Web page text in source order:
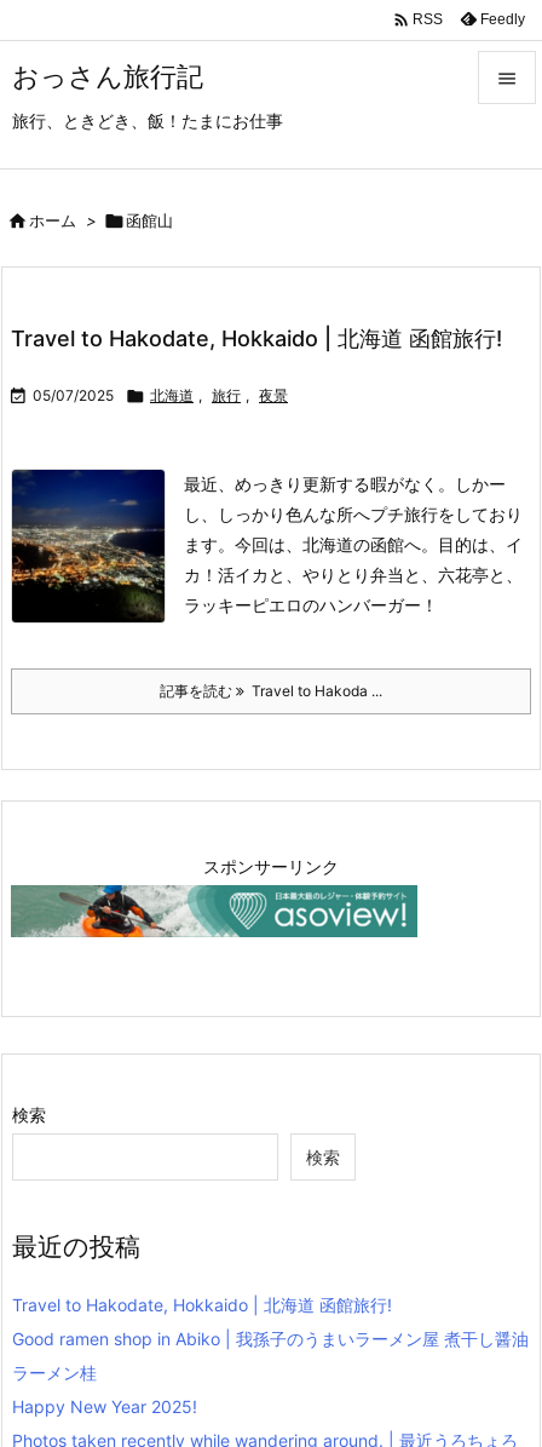
おっさん旅行記
旅行、ときどき、飯！たまにお仕事

次へ
 RSS Feedly
ホーム > 函館山
Travel to Hakodate, Hokkaido | 北海道 函館旅行!
 05/07/2025  北海道 , 旅行 , 夜景
最近、めっきり更新する暇がなく。
しかー
し、しっかり色んな所へプチ旅行をしており
ます。 今回は、北海道の函館へ。
目的は、イ
カ！活イカと、やりとり弁当と、六花亭と、
ラッキーピエロのハンバーガー！
記事を読む Travel to Hakoda ...
スポンサーリンク
検索
検索
最近の投稿
Travel to Hakodate, Hokkaido | 北海道 函館旅行!
Good ramen shop in Abiko | 我孫子のうまいラーメン屋 煮干し醤油
ラーメン桂
Happy New Year 2025!
Photos taken recently while wandering around. | 最近うろちょろ